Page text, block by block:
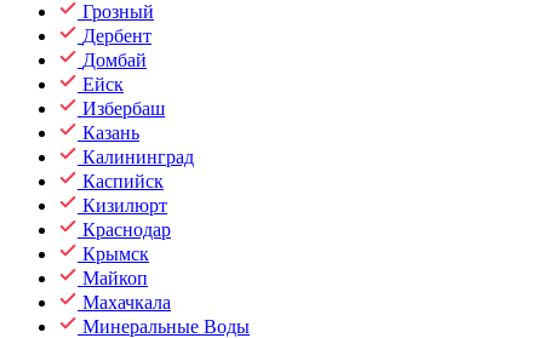
Грозный
Дербент
Домбай
Ейск
Избербаш
Казань
Калининград
Каспийск
Кизилюрт
Краснодар
Крымск
Майкоп
Махачкала
Минеральные Воды